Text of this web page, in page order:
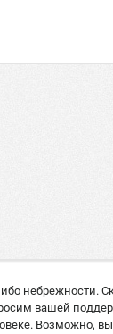
небрежности.
вашей
Возможно,